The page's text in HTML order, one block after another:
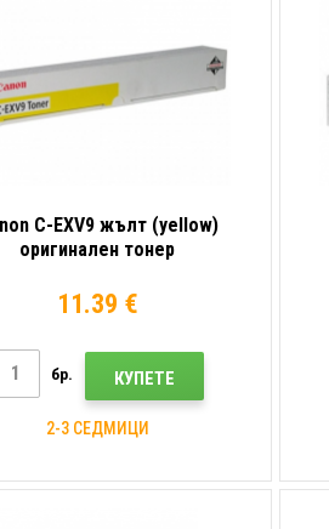
C-EXV9 жълт (yellow)
оригинален тонер
11.39 €
бр. КУПЕТЕ
2-3 СЕДМИЦИ